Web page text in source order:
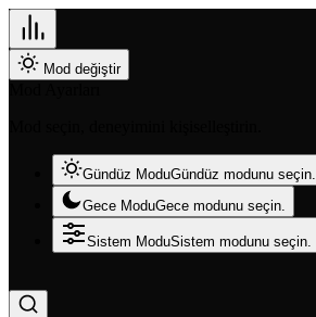
Mod değiştir
Gündüz ModuGündüz modunu seçin.
Gece ModuGece modunu seçin.
Sistem ModuSistem modunu seçin.